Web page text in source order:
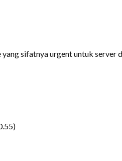
sifatnya urgent untuk server